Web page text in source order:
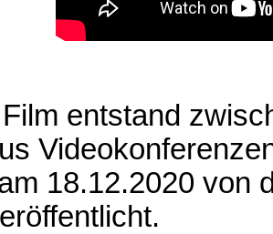
entstand
18.12.2020 von